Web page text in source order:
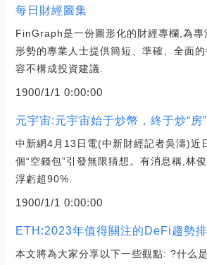
每日財經圖集
FinGraph是一份圖形化的財經專欄,為專
形勢的專業人士提供簡短、準確、全面
容不構成投資建議.
1900/1/1 0:00:00
元宇宙:元宇宙始于炒幣，終于炒“房”
中新網4月13日電(中新財經記者吳濤)近
個“空錢包”引發無限猜想。有消息稱,林
浮虧超90%.
1900/1/1 0:00:00
ETH:2023年值得關注的DeFi趨勢
本文將為大家分享以下一些觀點: ?什么